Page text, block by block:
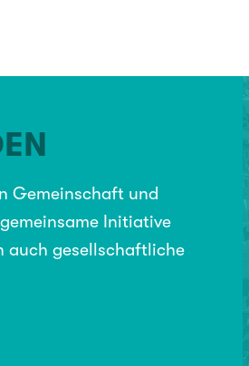
Gemeinschaft und
Initiative
auch gesellschaftliche